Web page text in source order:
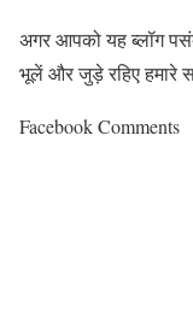
अगर आपको यह ब्लॉग
भूलें और जुड़े रहिए हमारे
Facebook Comments